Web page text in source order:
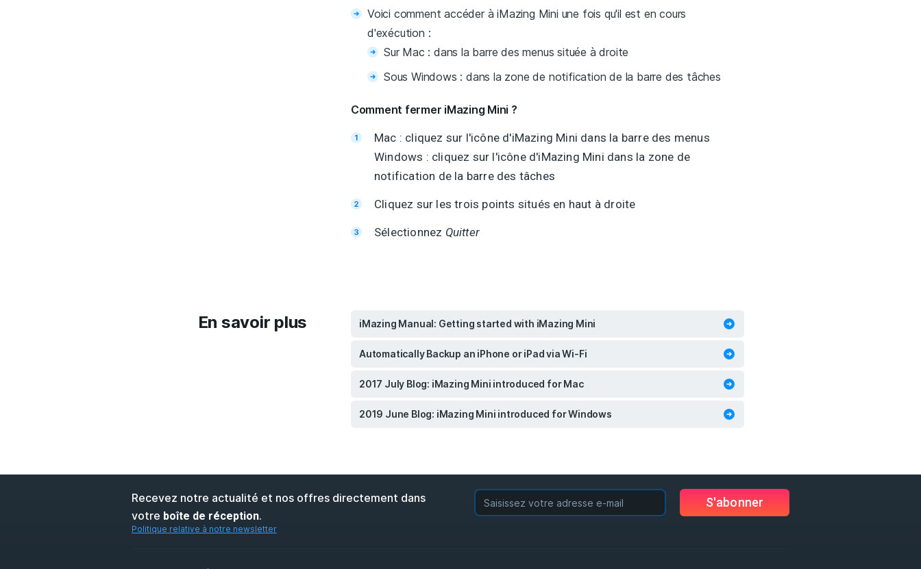
Voici comment accéder à iMazing Mini une fois qu'il est en cours
d'exécution :
Sur Mac : dans la barre des menus située à droite
Sous Windows : dans la zone de notification de la barre des tâches
Comment fermer iMazing Mini ?
Mac : cliquez sur l'icône d'iMazing Mini dans la barre des menus
Windows : cliquez sur l'icône d'iMazing Mini dans la zone de
notification de la barre des tâches
Cliquez sur les trois points situés en haut à droite
Sélectionnez Quitter
En savoir plus iMazing Manual: Getting started with iMazing Mini
Automatically Backup an iPhone or iPad via Wi-Fi
2017 July Blog: iMazing Mini introduced for Mac
2019 June Blog: iMazing Mini introduced for Windows
Recevez notre actualité et nos offres directement dans
votre boîte de réception.
Politique relative à notre newsletter
S'abonner